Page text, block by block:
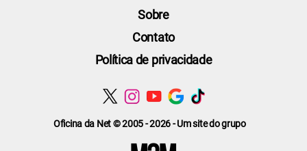
Oficina da Net © 2005 - 2026 - Um site do grupo
Sobre
Contato
Política de privacidade